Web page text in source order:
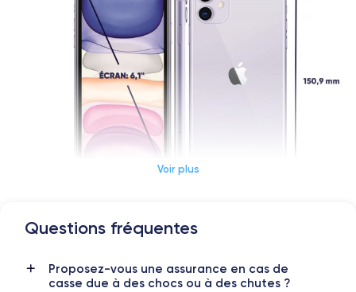
Dimensions et poids iPhone 11
Date de sortie
10/09/2019
Système exploit.
iOS (iOS 26)
Voir plus
Questions fréquentes
Proposez-vous une assurance en cas de
casse due à des chocs ou à des chutes ?